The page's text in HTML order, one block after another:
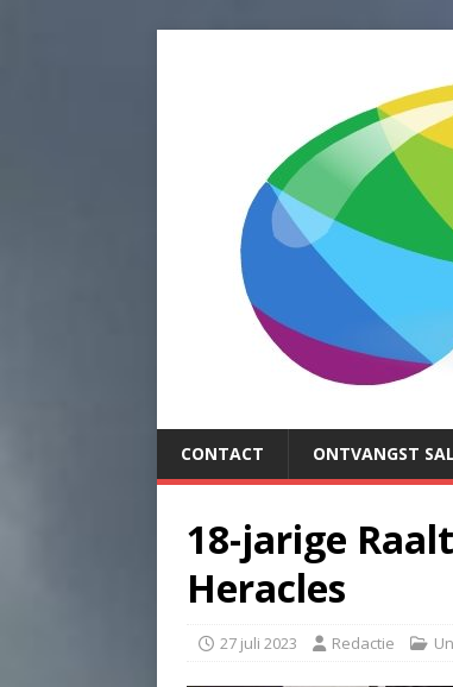
CONTACT ONTVANGST
18-jarige
Heracles
27 juli 2023 Redactie